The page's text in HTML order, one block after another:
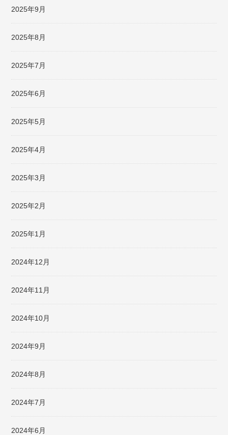
2025年9月
2025年8月
2025年7月
2025年6月
2025年5月
2025年4月
2025年3月
2025年2月
2025年1月
2024年12月
2024年11月
2024年10月
2024年9月
2024年8月
2024年7月
2024年6月